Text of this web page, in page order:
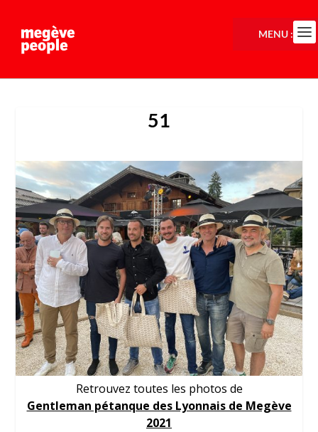
51
Retrouvez toutes les photos de
Gentleman pétanque des Lyonnais de Megève
2021
MENU :